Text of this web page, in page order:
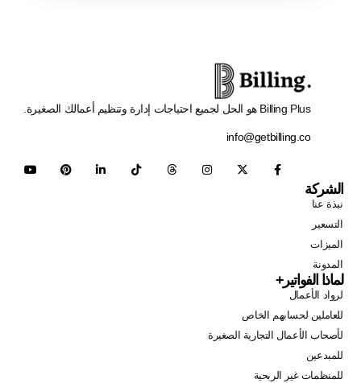
Billing Plus هو الحل لجميع احتياجات إدارة وتنظيم أعمالك الصغيرة.
info@getbilling.co
الشركة
نبذة عنا
التسعير
الميزات
المدونة
لماذا الفواتير+
لرواد الأعمال
للعاملين لحسابهم الخاص
لأصحاب الأعمال التجارية الصغيرة
للمبدعين
للمنظمات غير الربحية